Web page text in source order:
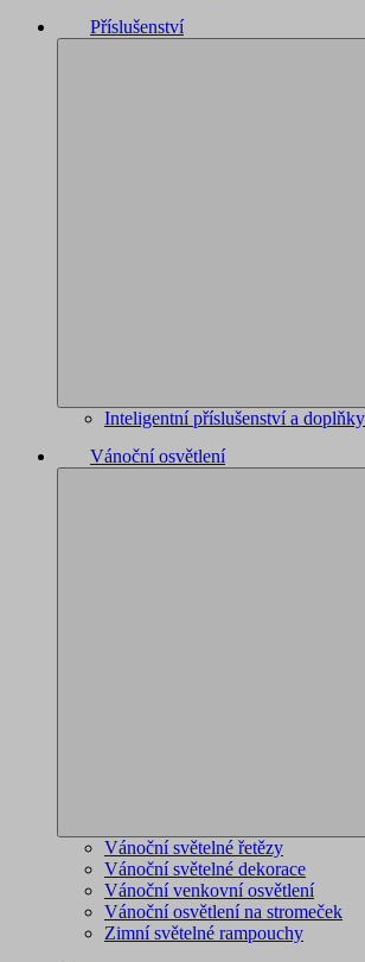
Příslušenství
Inteligentní příslušenství a doplňky
Vánoční osvětlení
Vánoční světelné řetězy
Vánoční světelné dekorace
Vánoční venkovní osvětlení
Vánoční osvětlení na stromeček
Zimní světelné rampouchy